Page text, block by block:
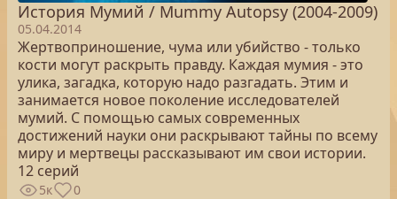
История Мумий / Mummy Autopsy (2004-2009)
05.04.2014
Жертвоприношение, чума или убийство - только
кости могут раскрыть правду. Каждая мумия - это
улика, загадка, которую надо разгадать. Этим и
занимается новое поколение исследователей
мумий. С помощью самых современных
достижений науки они раскрывают тайны по всему
миру и мертвецы рассказывают им свои истории.
12 серий
5к 0